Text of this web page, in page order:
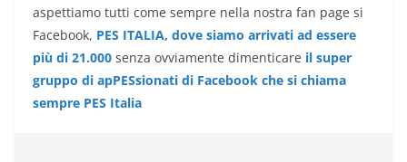
aspettiamo tutti come sempre nella nostra fan page si
Facebook, PES ITALIA, dove siamo arrivati ad essere
più di 21.000 senza ovviamente dimenticare il super
gruppo di apPESsionati di Facebook che si chiama
sempre PES Italia